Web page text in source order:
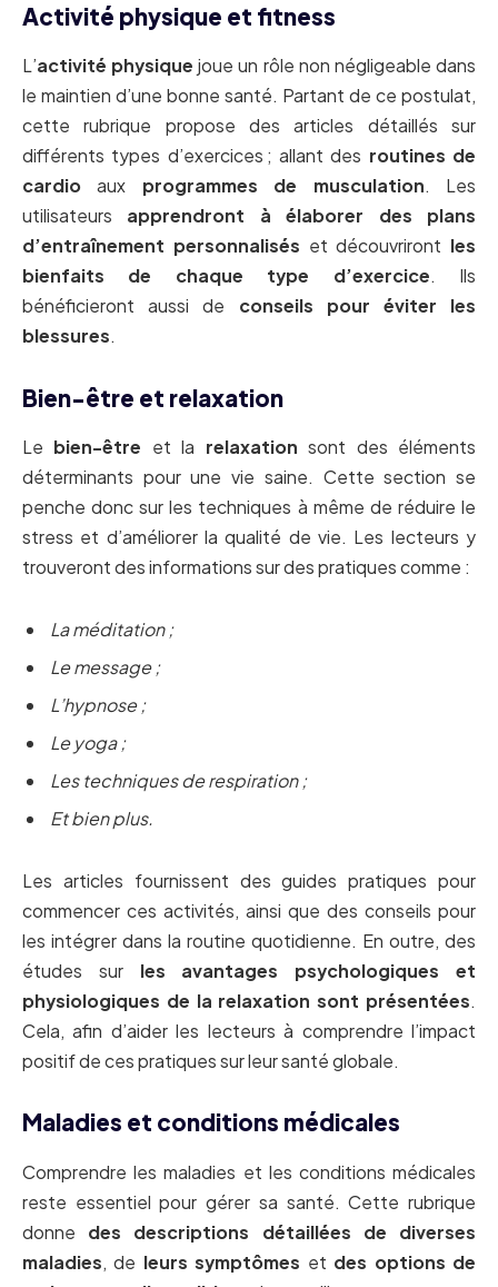
Activité physique et fitness
L’activité physique joue un rôle non négligeable dans
le maintien d’une bonne santé. Partant de ce postulat,
cette rubrique propose des articles détaillés sur
différents types d’exercices ; allant des routines de
cardio aux programmes de musculation. Les
utilisateurs apprendront à élaborer des plans
d’entraînement personnalisés et découvriront les
bienfaits de chaque type d’exercice. Ils
bénéficieront aussi de conseils pour éviter les
blessures.
Bien-être et relaxation
Le bien-être et la relaxation sont des éléments
déterminants pour une vie saine. Cette section se
penche donc sur les techniques à même de réduire le
stress et d’améliorer la qualité de vie. Les lecteurs y
trouveront des informations sur des pratiques comme :
La méditation ;
Le message ;
L’hypnose ;
Le yoga ;
Les techniques de respiration ;
Et bien plus.
Les articles fournissent des guides pratiques pour
commencer ces activités, ainsi que des conseils pour
les intégrer dans la routine quotidienne. En outre, des
études sur les avantages psychologiques et
physiologiques de la relaxation sont présentées.
Cela, afin d’aider les lecteurs à comprendre l’impact
positif de ces pratiques sur leur santé globale.
Maladies et conditions médicales
Comprendre les maladies et les conditions médicales
reste essentiel pour gérer sa santé. Cette rubrique
donne des descriptions détaillées de diverses
maladies, de leurs symptômes et des options de